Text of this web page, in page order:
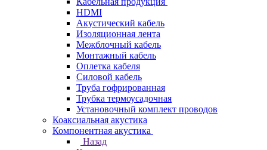
HDMI
Акустический кабель
Изоляционная лента
Межблочный кабель
Монтажный кабель
Оплетка кабеля
Силовой кабель
Труба гофрированная
Трубка термоусадочная
Установочный комплект проводов
Коаксиальная акустика
Компонентная акустика
Назад